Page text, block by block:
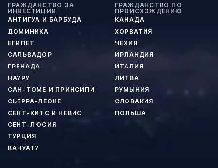
ГРАЖДАНСТВО ЗА
ИНВЕСТИЦИИ
АНТИГУА И БАРБУДА
ДОМИНИКА
ЕГИПЕТ
САЛЬВАДОР
ГРЕНАДА
НАУРУ
САН-ТОМЕ И ПРИНСИПИ
СЬЕРРА-ЛЕОНЕ
СЕНТ-КИТС И НЕВИС
СЕНТ-ЛЮСИЯ
ТУРЦИЯ
ВАНУАТУ
ГРАЖДАНСТВО ПО
ПРОИСХОЖДЕНИЮ
КАНАДА
ХОРВАТИЯ
ЧЕХИЯ
ИРЛАНДИЯ
ИТАЛИЯ
ЛИТВА
РУМЫНИЯ
СЛОВАКИЯ
ПОЛЬША